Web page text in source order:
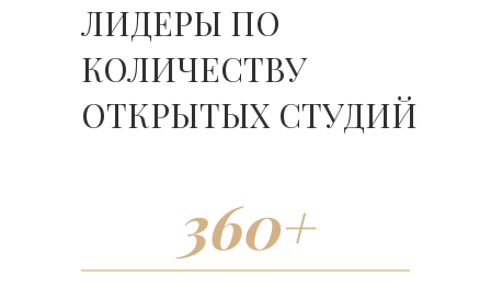
ЛИДЕРЫ ПО
КОЛИЧЕСТВУ
ОТКРЫТЫХ СТУДИЙ
360+